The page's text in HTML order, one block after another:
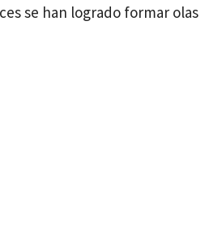
se han logrado formar olas